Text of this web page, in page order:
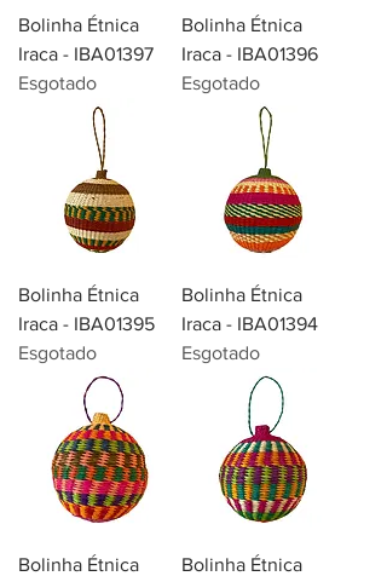
Bolinha Étnica
Iraca - IBA01397
Esgotado
Bolinha Étnica
Iraca - IBA01396
Esgotado
Bolinha Étnica
Iraca - IBA01395
Esgotado
Bolinha Étnica
Iraca - IBA01394
Esgotado
Bolinha Étnica
Bolinha Étnica